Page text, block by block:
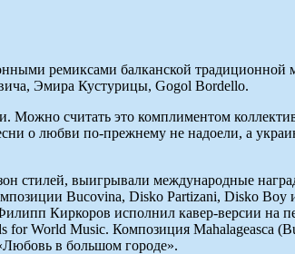
ремиксами балканской традиционной
Эмира Кустурицы, Gogol Bordello.
Можно считать это комплиментом
о любви по-прежнему не надоели, а
стилей, выигрывали международные
Bucovina, Disko Partizani, Disko Boy
Киркоров исполнил кавер-версии на
World Music. Композиция Mahalageasca
в большом городе».